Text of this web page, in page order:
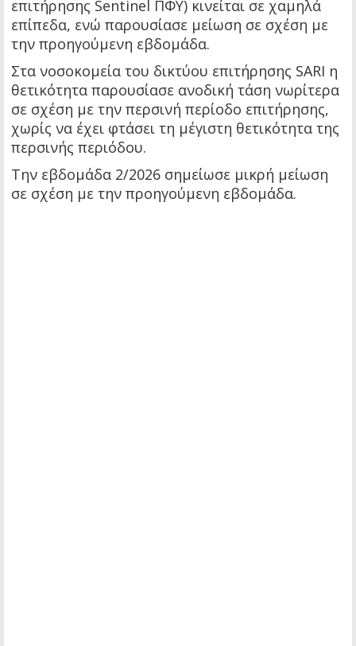
επιτήρησης Sentinel ΠΦΥ) κινείται σε χαμηλά
επίπεδα, ενώ παρουσίασε μείωση σε σχέση με
την προηγούμενη εβδομάδα.
Στα νοσοκομεία του δικτύου επιτήρησης SARI η
θετικότητα παρουσίασε ανοδική τάση νωρίτερα
σε σχέση με την περσινή περίοδο επιτήρησης,
χωρίς να έχει φτάσει τη μέγιστη θετικότητα της
περσινής περιόδου.
Την εβδομάδα 2/2026 σημείωσε μικρή μείωση
σε σχέση με την προηγούμενη εβδομάδα.